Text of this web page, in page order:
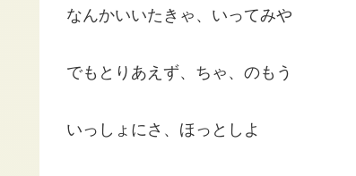
なんかいいたきゃ、いってみや
でもとりあえず、ちゃ、のもう
いっしょにさ、ほっとしよ